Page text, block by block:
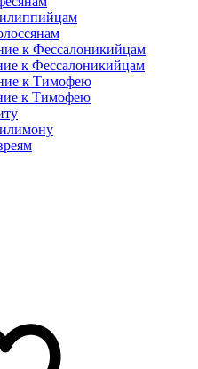
к Фессалоникийцам
к Фессалоникийцам
к Тимофею
к Тимофею